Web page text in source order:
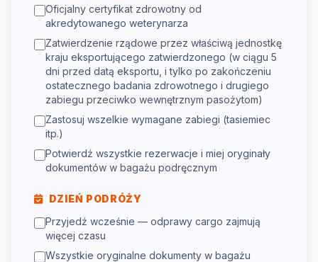
Oficjalny certyfikat zdrowotny od
akredytowanego weterynarza
Zatwierdzenie rządowe przez właściwą jednostkę
kraju eksportującego zatwierdzonego (w ciągu 5
dni przed datą eksportu, i tylko po zakończeniu
ostatecznego badania zdrowotnego i drugiego
zabiegu przeciwko wewnętrznym pasożytom)
Zastosuj wszelkie wymagane zabiegi (tasiemiec
itp.)
Potwierdź wszystkie rezerwacje i miej oryginały
dokumentów w bagażu podręcznym
DZIEŃ PODRÓŻY
Przyjedź wcześnie — odprawy cargo zajmują
więcej czasu
Wszystkie oryginalne dokumenty w bagażu